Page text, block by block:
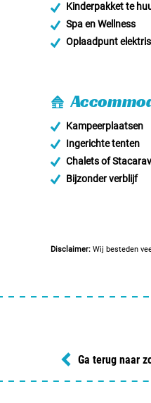
Kinderpakket te
Spa en Wellness
Oplaadpunt
Kampeerplaatsen
Ingerichte tenten
Chalets of
Bijzonder verblijf
Disclaimer: Wij besteden
Ga terug naar